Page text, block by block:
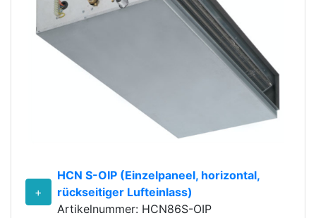
+
HCN S-OIP (Einzelpaneel, horizontal,
rückseitiger Lufteinlass)
Artikelnummer: HCN86S-OIP